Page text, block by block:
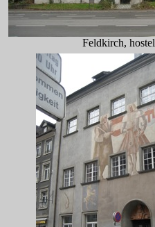
Feldkirch, hostel